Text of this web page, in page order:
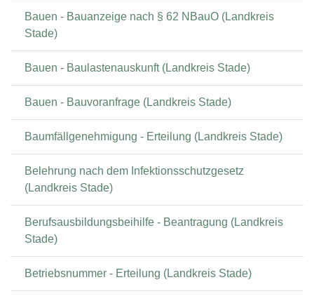
Bauen - Bauanzeige nach § 62 NBauO (Landkreis
Stade)
Bauen - Baulastenauskunft (Landkreis Stade)
Bauen - Bauvoranfrage (Landkreis Stade)
Baumfällgenehmigung - Erteilung (Landkreis Stade)
Belehrung nach dem Infektionsschutzgesetz
(Landkreis Stade)
Berufsausbildungsbeihilfe - Beantragung (Landkreis
Stade)
Betriebsnummer - Erteilung (Landkreis Stade)